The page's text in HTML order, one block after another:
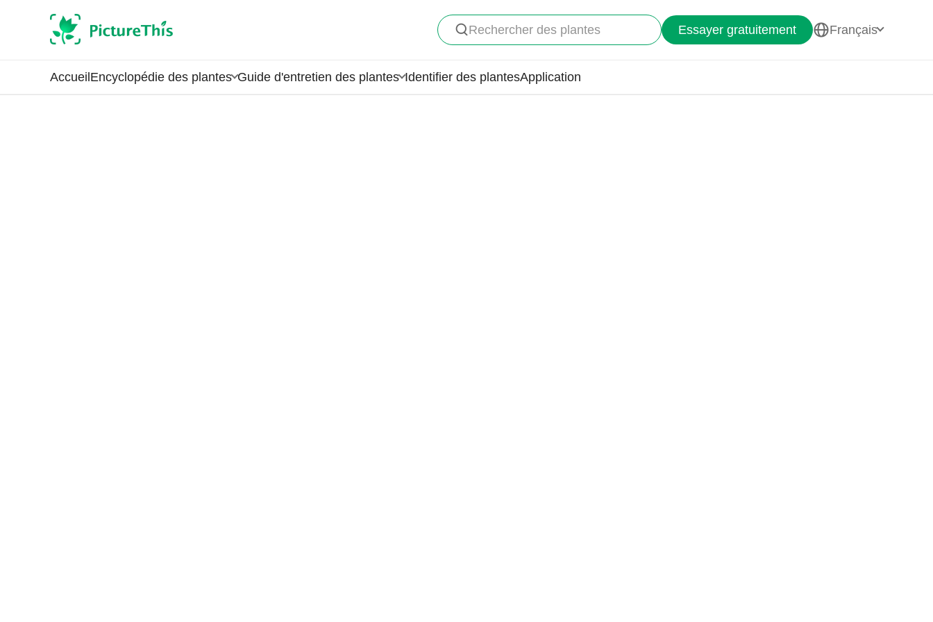
Rechercher des plantes Essayer gratuitement Français
Accueil Encyclopédie des plantes Guide d'entretien des plantes Identifier des plantesApplication